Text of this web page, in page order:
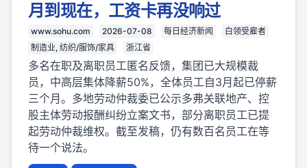
月到现在，工资卡再没响过
www.sohu.com 2026-07-08 每日经济新闻
白领受雇者
制造业, 纺织/服饰/家具
浙江省
多名在职及离职员工匿名反馈，集团已大规模裁
员，中高层集体降薪50%，全体员工自3月起已停薪
三个月。多地劳动仲裁委已公示多弗关联地产、控
股主体劳动报酬纠纷立案文书，部分离职员工已提
起劳动仲裁维权。截至发稿，仍有数百名员工在等
待一个说法。